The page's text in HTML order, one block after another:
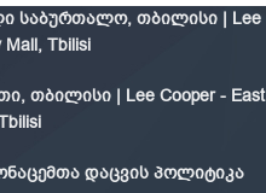
საბურთალო, თბილისი | Lee
Mall, Tbilisi
თბილისი | Lee Cooper - East
დაცვის პოლიტიკა